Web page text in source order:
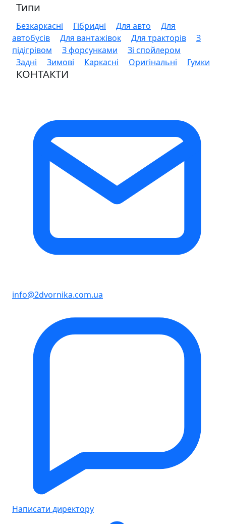
Типи
Безкаркасні Гібридні Для авто
Для
автобусів
Для вантажівок Для тракторів
З
підігрівом
З форсунками
Зі спойлером
Задні
Зимові Каркасні Оригінальні Гумки
КОНТАКТИ
info@2dvornika.com.ua
Написати директору